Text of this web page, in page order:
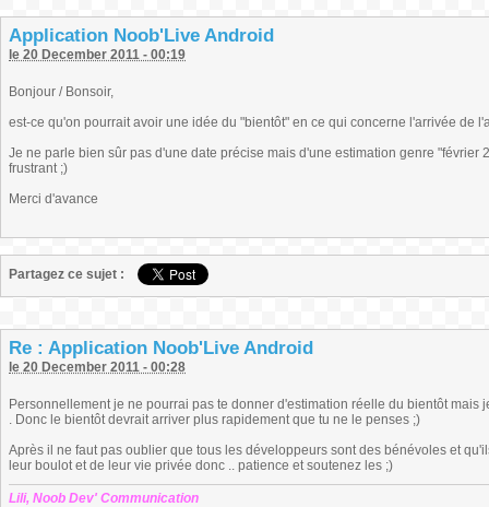
Application Noob'Live Android
le 20 December 2011 - 00:19
Bonjour / Bonsoir,
est-ce qu'on pourrait avoir une idée du "bientôt" en ce qui concerne l'arrivée de
Je ne parle bien sûr pas d'une date précise mais d'une estimation genre "février
frustrant ;)
Merci d'avance
Partagez ce sujet :
Re : Application Noob'Live Android
le 20 December 2011 - 00:28
Personnellement je ne pourrai pas te donner d'estimation réelle du bientôt
. Donc le bientôt devrait arriver plus rapidement que tu ne le penses ;)
Après il ne faut pas oublier que tous les développeurs sont des bénévoles et
leur boulot et de leur vie privée donc .. patience et soutenez les ;)
Lili, Noob Dev' Communication